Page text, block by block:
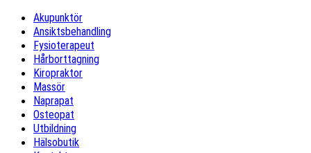
Akupunktör
Ansiktsbehandling
Fysioterapeut
Hårborttagning
Kiropraktor
Massör
Naprapat
Osteopat
Utbildning
Hälsobutik